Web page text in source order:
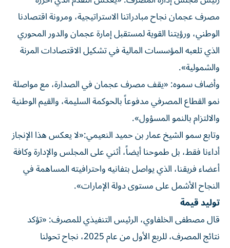
مصرف عجمان نجاح مبادراتنا الاستراتيجية، ومرونة اقتصادنا
الوطني، ورؤيتنا القوية لمستقبل إمارة عجمان والدور المحوري
الذي تلعبه المؤسسات المالية في تشكيل الاقتصادات المرنة
والشمولية».
وأضاف سموه: «يقف مصرف عجمان في الصدارة، مع مواصلة
نمو القطاع المصرفي مدفوعاً بالحوكمة السليمة، والقيم الوطنية
والالتزام بالنمو المسؤول».
وتابع سمو الشيخ عمار بن حميد النعيمي:«لا يعكس هذا الإنجاز
أداءنا فقط، بل طموحنا أيضاً، أثني على المجلس والإدارة وكافة
أعضاء فريقنا، الذي يواصل بتفانيه واحترافيته المساهمة في
النجاح الأشمل على مستوى دولة الإمارات».
توليد قيمة
قال مصطفى الخلفاوي، الرئيس التنفيذي للمصرف: «تؤكد
نتائج المصرف، للربع الأول من عام 2025، نجاح تحولنا